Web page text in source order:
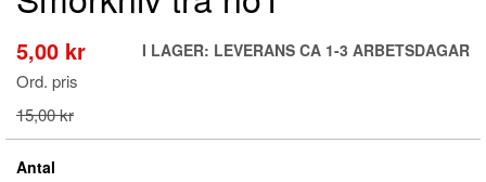
Special
Price
5,00 kr
Ord. pris
15,00 kr
I LAGER: LEVERANS CA 1-3 ARBETSDAGAR
Antal
till
av
bildgalleriet